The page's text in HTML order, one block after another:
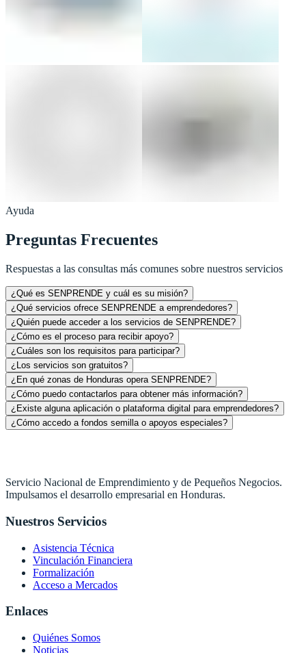
Ayuda
Preguntas Frecuentes
Respuestas a las consultas más comunes sobre nuestros servicios
¿Qué es SENPRENDE y cuál es su misión?
¿Qué servicios ofrece SENPRENDE a emprendedores?
¿Quién puede acceder a los servicios de SENPRENDE?
¿Cómo es el proceso para recibir apoyo?
¿Cuáles son los requisitos para participar?
¿Los servicios son gratuitos?
¿En qué zonas de Honduras opera SENPRENDE?
¿Cómo puedo contactarlos para obtener más información?
¿Existe alguna aplicación o plataforma digital para emprendedores?
¿Cómo accedo a fondos semilla o apoyos especiales?
Servicio Nacional de Emprendimiento y de Pequeños Negocios.
Impulsamos el desarrollo empresarial en Honduras.
Nuestros Servicios
Asistencia Técnica
Vinculación Financiera
Formalización
Acceso a Mercados
Enlaces
Quiénes Somos
Noticias